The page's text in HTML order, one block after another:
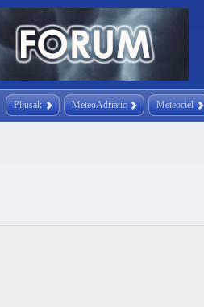
Pljusak MeteoAdriatic Meteociel